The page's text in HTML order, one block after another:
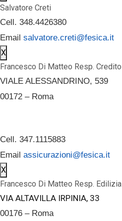
Salvatore Creti
Cell. 348.4426380
Email salvatore.creti@fesica.it
X
Francesco Di Matteo Resp. Credito
VIALE ALESSANDRINO, 539
00172 – Roma
Cell. 347.1115883
Email assicurazioni@fesica.it
X
Francesco Di Matteo Resp. Edilizia
VIA ALTAVILLA IRPINIA, 33
00176 – Roma